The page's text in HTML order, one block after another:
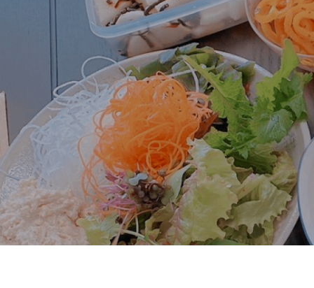
ヤング式腸もみchumuruのホームページ
ご予約はLINEまたはWEB予約にてお願い
ヤング式腸もみや食事療法などについて
下記フォームからお気軽にお問い合わせ
※営業のご案内はお断りしております